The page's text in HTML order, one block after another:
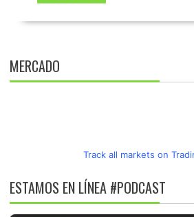
MERCADO
Track all markets on
ESTAMOS EN LÍNEA #PODCAST